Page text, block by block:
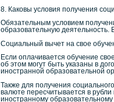
8. Каковы условия получения
Обязательным условием
образовательную деятельность.
Социальный вычет на свое
Если оплачивается обучение
об этом могут быть указаны в
иностранной образовательной
Также для получения
валюте пересчитывается в
иностранному